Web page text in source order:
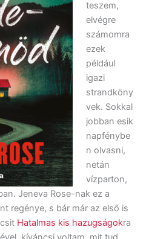
teszem,
elvégre
számomra
ezek
például
igazi
strandköny
vek. Sokkal
jobban esik
napfénybe
n olvasni,
netán
vízparton,
Jeneva Rose-nak ez a
regénye, s bár már az első is
Hatalmas kis hazugságokra